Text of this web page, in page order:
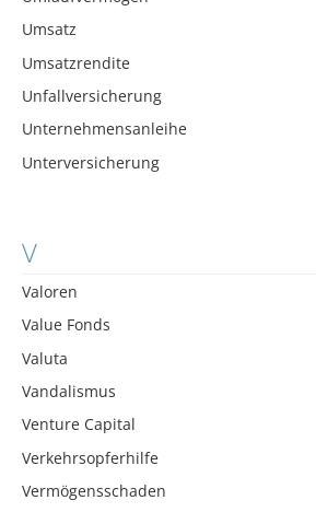
Umsatz
Umsatzrendite
Unfallversicherung
Unternehmensanleihe
Unterversicherung
V
Valoren
Value Fonds
Valuta
Vandalismus
Venture Capital
Verkehrsopferhilfe
Vermögensschaden